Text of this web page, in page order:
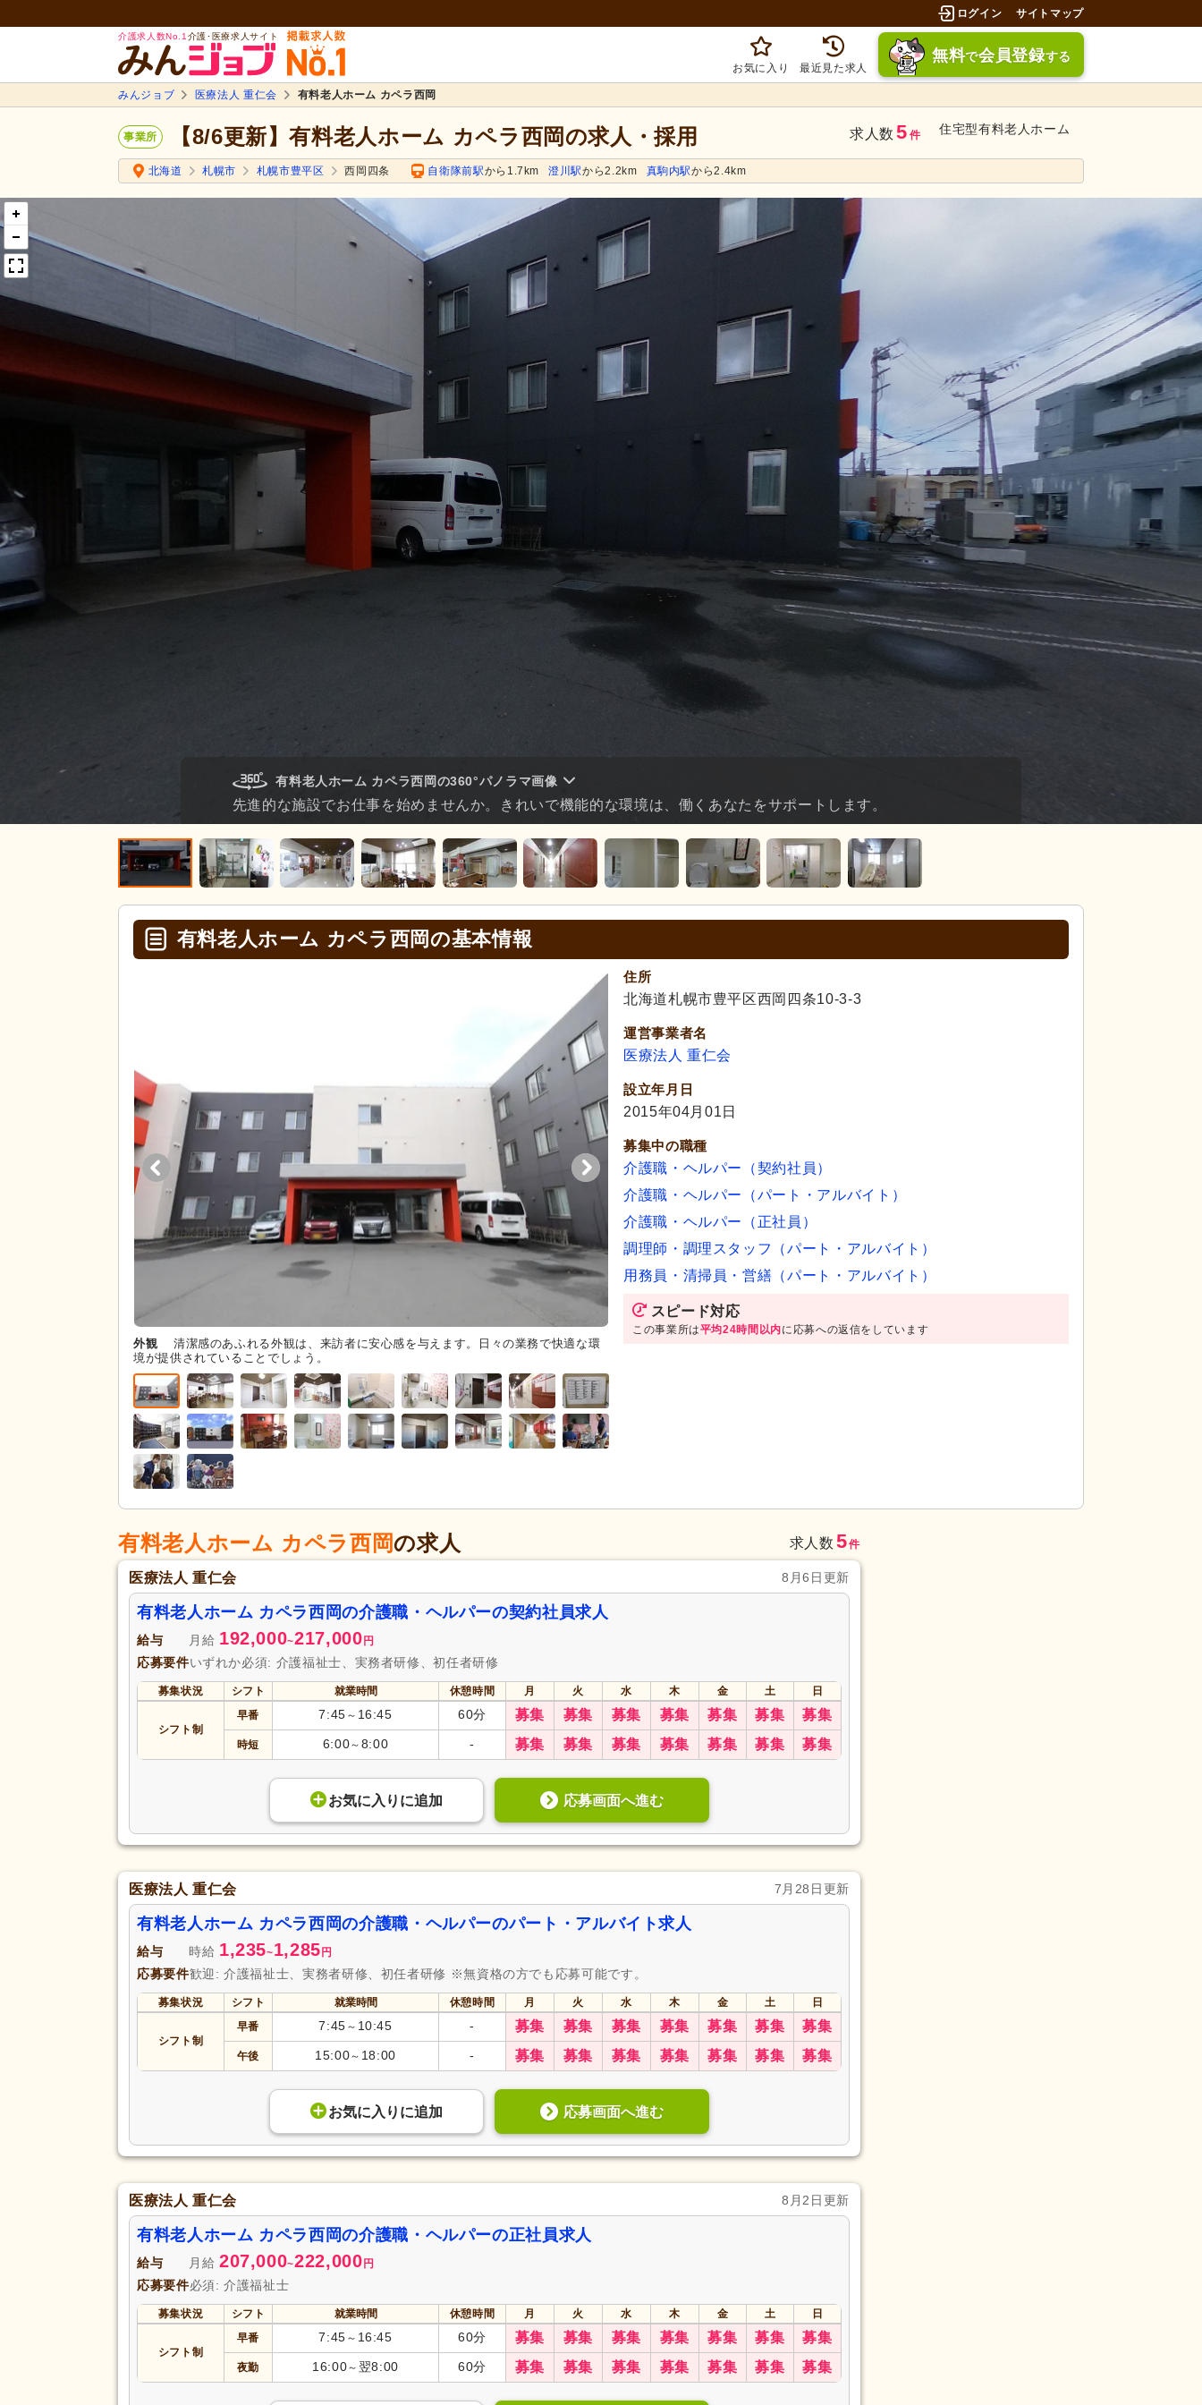
ログイン サイトマップ
介護求人数No.1 介護･医療求人サイト
お気に入り 最近見た求人
無料で会員登録する
みんジョブ 医療法人 重仁会 有料老人ホーム カペラ西岡
事業所 【8/6更新】有料老人ホーム カペラ西岡の求人・採用 求人数 5 件 住宅型有料老人ホーム
北海道 札幌市 札幌市豊平区 西岡四条 自衛隊前駅から1.7km 澄川駅から2.2km 真駒内駅から2.4km
有料老人ホーム カペラ西岡の360°パノラマ画像
先進的な施設でお仕事を始めませんか。きれいで機能的な環境は、働くあなたをサポートします。
有料老人ホーム カペラ西岡の基本情報
外観
清潔感のあふれる外観は、来訪者に安心感を与えます。日々の業務で快適な環
境が提供されていることでしょう。
住所
北海道札幌市豊平区西岡四条10-3-3
運営事業者名
医療法人 重仁会
設立年月日
2015年04月01日
募集中の職種
介護職・ヘルパー（契約社員）
介護職・ヘルパー（パート・アルバイト）
介護職・ヘルパー（正社員）
調理師・調理スタッフ（パート・アルバイト）
用務員・清掃員・営繕（パート・アルバイト）
スピード対応
この事業所は平均24時間以内に応募への返信をしています
有料老人ホーム カペラ西岡の求人 求人数 5件
医療法人 重仁会 8月6日更新
有料老人ホーム カペラ西岡の介護職・ヘルパーの契約社員求人
給与 月給 192,000~217,000 円
応募要件いずれか必須: 介護福祉士、実務者研修、初任者研修
募集状況 シフト 就業時間 休憩時間 月 火 水 木 金 土 日
シフト制
早番 7:45 ～ 16:45 60分 募集 募集 募集 募集 募集 募集 募集
時短 6:00～ 8:00 - 募集 募集 募集 募集 募集 募集 募集
お気に入り に追加 応募画面へ進む
医療法人 重仁会 7月28日更新
有料老人ホーム カペラ西岡の介護職・ヘルパーのパート・アルバイト求人
給与 時給 1,235~1,285 円
応募要件歓迎: 介護福祉士、実務者研修、初任者研修 ※無資格の方でも応募可能です。
募集状況 シフト 就業時間 休憩時間 月 火 水 木 金 土 日
シフト制
早番 7:45 ～ 10:45 - 募集 募集 募集 募集 募集 募集 募集
午後 15:00～ 18:00 - 募集 募集 募集 募集 募集 募集 募集
お気に入り に追加 応募画面へ進む
医療法人 重仁会 8月2日更新
有料老人ホーム カペラ西岡の介護職・ヘルパーの正社員求人
給与 月給 207,000~222,000 円
応募要件必須: 介護福祉士
募集状況 シフト 就業時間 休憩時間 月 火 水 木 金 土 日
シフト制
早番 7:45 ～ 16:45 60分 募集 募集 募集 募集 募集 募集 募集
夜勤 16:00～ 翌8:00 60分 募集 募集 募集 募集 募集 募集 募集